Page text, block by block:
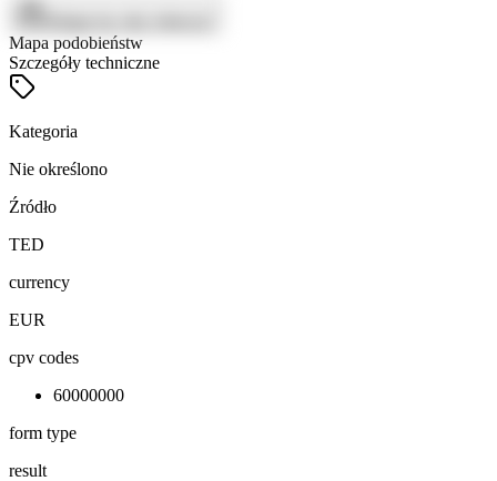
Mapa podobieństw
Szczegóły techniczne
Kategoria
Nie określono
Źródło
TED
currency
EUR
cpv codes
60000000
form type
result